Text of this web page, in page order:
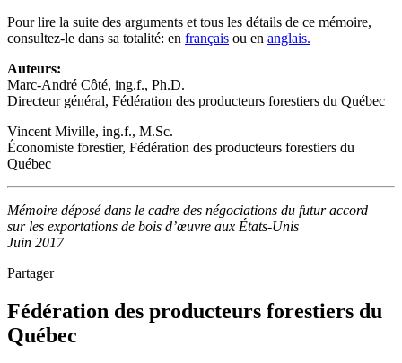
Pour lire la suite des arguments et tous les détails de ce mémoire,
consultez-le dans sa totalité: en français ou en anglais.
Auteurs:
Marc-André Côté, ing.f., Ph.D.
Directeur général, Fédération des producteurs forestiers du Québec
Vincent Miville, ing.f., M.Sc.
Économiste forestier, Fédération des producteurs forestiers du
Québec
Mémoire déposé dans le cadre des négociations du futur accord
sur les exportations de bois d’œuvre aux États-Unis
Juin 2017
Partager
Fédération des producteurs forestiers du
Québec